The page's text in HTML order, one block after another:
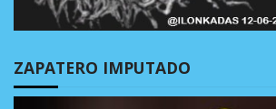
ZAPATERO IMPUTADO